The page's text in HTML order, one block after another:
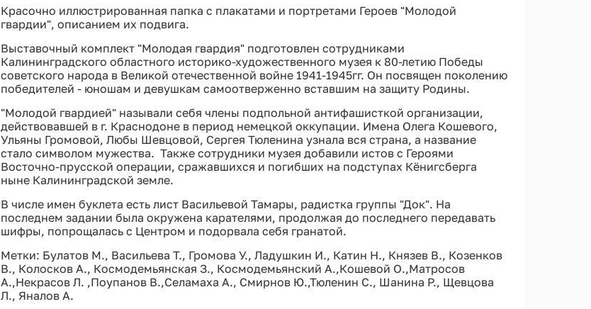
Красочно иллюстрированная папка с плакатами и портретами Героев "Молодой
гвардии", описанием их подвига.
Выставочный комплект "Молодая гвардия" подготовлен сотрудниками
Калининградского областного историко-художественного музея к 80-летию Победы
советского народа в Великой отечественной войне 1941-1945гг. Он посвящен поколению
победителей - юношам и девушкам самоотверженно вставшим на защиту Родины.
"Молодой гвардией" называли себя члены подпольной антифашисткой организации,
действовавшей в г. Краснодоне в период немецкой оккупации. Имена Олега Кошевого,
Ульяны Громовой, Любы Шевцовой, Сергея Тюленина узнала вся страна, а название
стало символом мужества. Также сотрудники музея добавили истов с Героями
Восточно-прусской операции, сражавшихся и погибших на подступах Кёнигсберга
ныне Калининградской земле.
В числе имен буклета есть лист Васильевой Тамары, радистка группы "Док". На
последнем задании была окружена карателями, продолжая до последнего передавать
шифры, попрощалась с Центром и подорвала себя гранатой.
Метки: Булатов М., Васильева Т., Громова У., Ладушкин И., Катин Н., Князев В., Козенков
В., Колосков А., Космодемьянская З., Космодемьянский А.,Кошевой О.,Матросов
А.,Некрасов Л. ,Поупанов В.,Селамаха А., Смирнов Ю.,Тюленин С., Шанина Р., Щевцова
Л., Яналов А.